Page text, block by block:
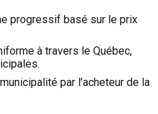
progressif basé sur le prix
à travers le Québec,
par l’acheteur de la